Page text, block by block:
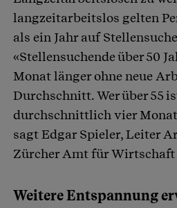
langzeitarbeitslos gelten
als ein Jahr auf
«Stellensuchende über 50
Monat länger ohne neue
Durchschnitt. Wer über 55
durchschnittlich vier
sagt Edgar Spieler, Leiter
Zürcher Amt für
Weitere Entspannung